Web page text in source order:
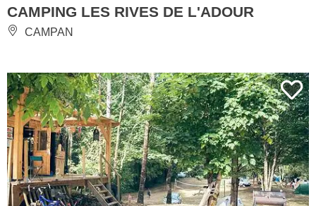
CAMPING LES RIVES DE L'ADOUR
CAMPAN